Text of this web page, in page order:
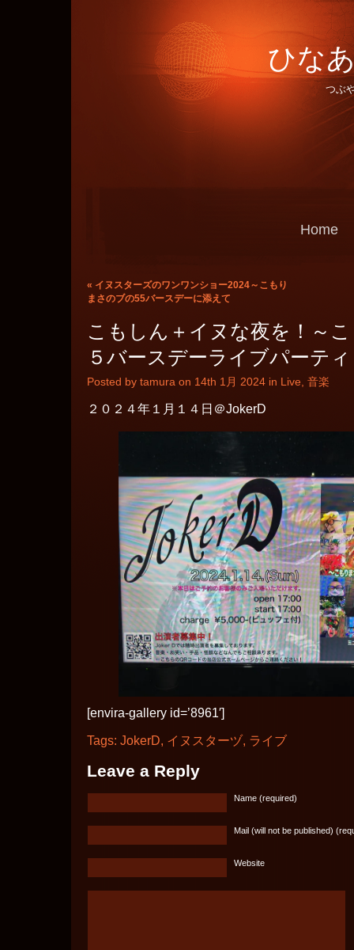
ひな
つぶ
Home
« イヌスターズのワンワンショー2024～こもり
まさのブの55バースデーに添えて
こもしん＋イヌな夜を！～
５バースデーライブパーテ
Posted by tamura on 14th 1月 2024 in Live 音楽
２０２４年１月１４日＠JokerD
[envira-gallery id=’8961′]
Tags: JokerD, イヌスターヅ, ライブ
Leave a Reply
Name (required)
Mail (will not be published)
Website